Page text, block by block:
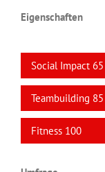
Eigenschaften
Social Impact 65
Teambuilding 85
Fitness 100